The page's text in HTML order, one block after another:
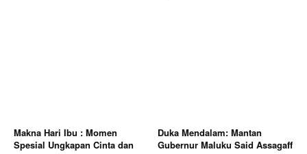
Makna Hari Ibu : Momen
Spesial Ungkapan Cinta dan
Duka Mendalam: Mantan
Gubernur Maluku Said Assagaff